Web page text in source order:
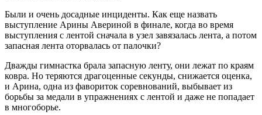
Были и очень досадные инциденты. Как еще назвать
выступление Арины Авериной в финале, когда во время
выступления с лентой сначала в узел завязалась лента, а потом
запасная лента оторвалась от палочки?
Дважды гимнастка брала запасную ленту, они лежат по краям
ковра. Но теряются драгоценные секунды, снижается оценка,
и Арина, одна из фавориток соревнований, выбывает из
борьбы за медали в упражнениях с лентой и даже не попадает
в многоборье.